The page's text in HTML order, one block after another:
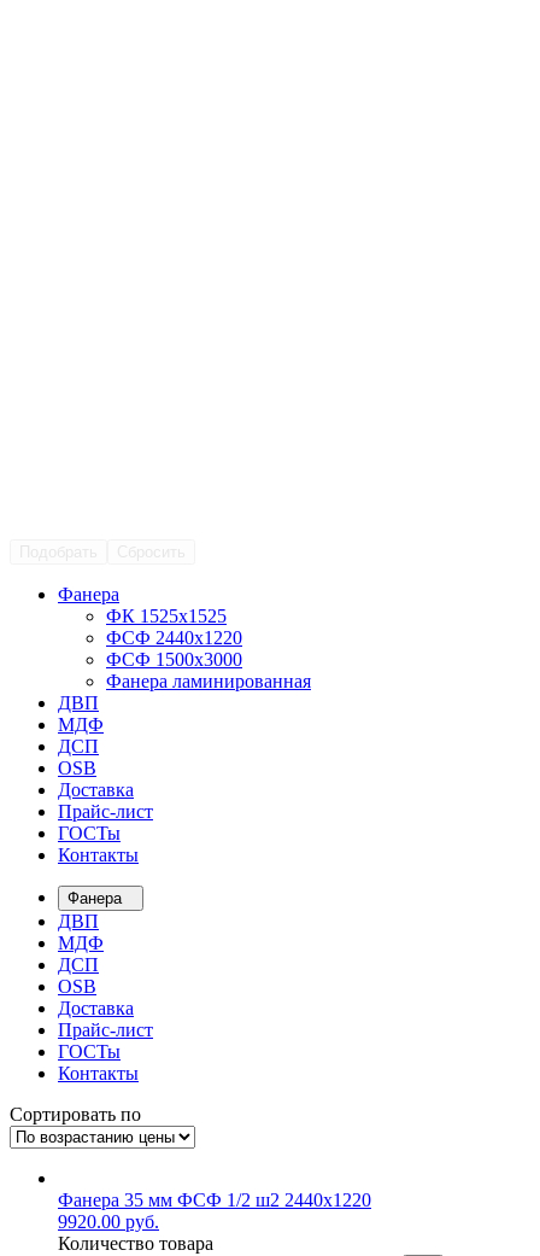
Фанера
ФК 1525х1525
ФСФ 2440х1220
ФСФ 1500х3000
Фанера ламинированная
ДВП
МДФ
ДСП
OSB
Доставка
Прайс-лист
ГОСТы
Контакты
Фанера
ДВП
МДФ
ДСП
OSB
Доставка
Прайс-лист
ГОСТы
Контакты
Сортировать по
Фанера 35 мм ФСФ 1/2 ш2 2440х1220
9920.00 руб.
Количество товара